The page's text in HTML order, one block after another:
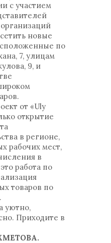
с участием
новые
по
7, улицам
9, и
от «Uly
открытие
в регионе,
рабочих мест,
в
работа по
товаров по
уютно,
Приходите в